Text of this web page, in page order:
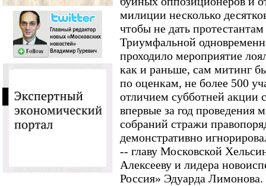
милиции несколько
чтобы не дать
Триумфальной
проходило мероприятие
как и раньше, сам митинг
по оценкам, не более 500
отличием субботней акции
впервые за год проведения
собраний стражи
демонстративно
-- главу Московской
Алексееву и лидера
Россия» Эдуарда Лимонова.